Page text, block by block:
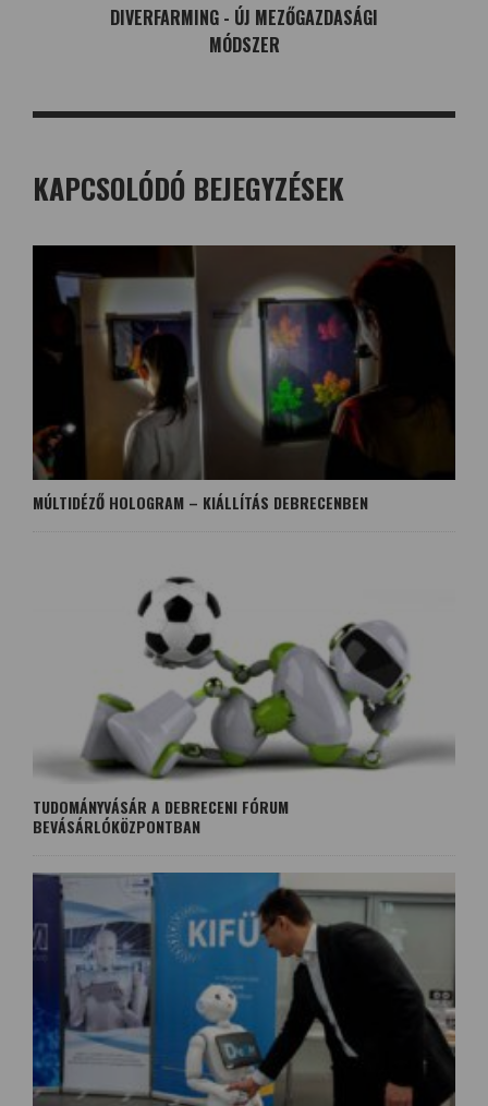
DIVERFARMING - ÚJ MEZŐGAZDASÁGI
MÓDSZER
KAPCSOLÓDÓ BEJEGYZÉSEK
MÚLTIDÉZŐ HOLOGRAM – KIÁLLÍTÁS DEBRECENBEN
TUDOMÁNYVÁSÁR A DEBRECENI FÓRUM
BEVÁSÁRLÓKÖZPONTBAN